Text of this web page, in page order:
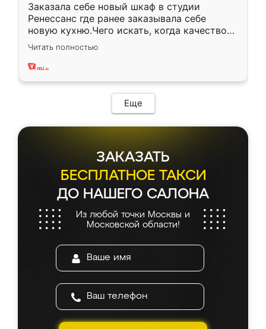
Заказала себе новый шкаф в студии
Ренессанс где ранее заказывала себе
новую кухню.Чего искать, когда качеством
вполне довольна. Служит кухня уже почти
два года, нареканий нет.
Читать полностью
Еще
ЗАКАЗАТЬ
БЕСПЛАТНОЕ ТАКСИ
ДО НАШЕГО САЛОНА
Из любой точки Москвы и
Московской области!